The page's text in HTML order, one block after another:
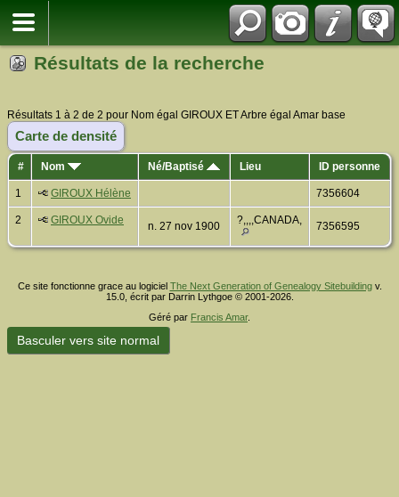
Résultats de la recherche
Résultats 1 à 2 de 2 pour Nom égal GIROUX ET Arbre égal Amar base
Carte de densité
# Nom Né/Baptisé Lieu ID personne
1 GIROUX Hélène 7356604
2 GIROUX Ovide n. 27 nov 1900 ?,,,,CANADA, 7356595
Ce site fonctionne grace au logiciel The Next Generation of Genealogy Sitebuildingv.
15.0, écrit par Darrin Lythgoe © 2001-2026.
Géré par Francis Amar.
Basculer vers site normal